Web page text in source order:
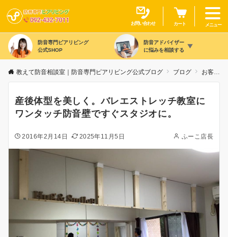
お問い合わせ カート メニュー
防音専門ピアリビング
公式SHOP
防音アドバイザー
に悩みを相談する
教えて防音相談室｜防音専門ピアリビング公式ブログ ブログ お客様事例・施工事例
産後体型を美しく。バレエストレッチ教室に
ワンタッチ防音壁ですぐスタジオに。
2016年2月14日 2025年11月5日 ふーこ店長